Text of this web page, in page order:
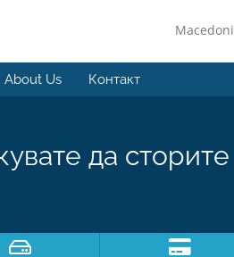
About Us Контакт
да